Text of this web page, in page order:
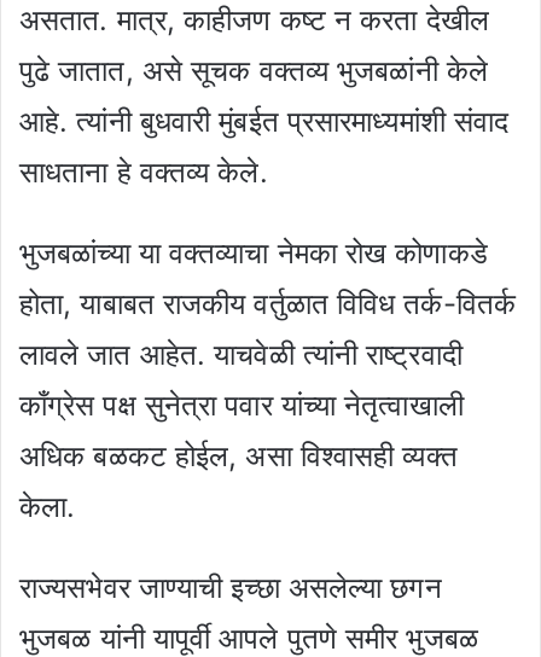
असतात. मात्र, काहीजण कष्ट न करता देखील
पुढे जातात, असे सूचक वक्तव्य भुजबळांनी केले
आहे. त्यांनी बुधवारी मुंबईत प्रसारमाध्यमांशी संवाद
साधताना हे वक्तव्य केले.
भुजबळांच्या या वक्तव्याचा नेमका रोख कोणाकडे
होता, याबाबत राजकीय वर्तुळात विविध तर्क-वितर्क
लावले जात आहेत. याचवेळी त्यांनी राष्ट्रवादी
काँग्रेस पक्ष सुनेत्रा पवार यांच्या नेतृत्वाखाली
अधिक बळकट होईल, असा विश्वासही व्यक्त
केला.
राज्यसभेवर जाण्याची इच्छा असलेल्या छगन
भुजबळ यांनी यापूर्वी आपले पुतणे समीर भुजबळ